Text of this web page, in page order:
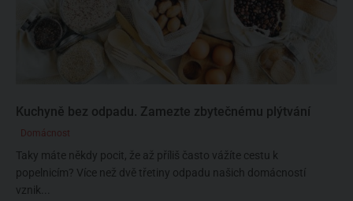
Kuchyně bez odpadu. Zamezte zbytečnému plýtvání
Domácnost
Taky máte někdy pocit, že až příliš často vážíte cestu k
popelnicím? Více než dvě třetiny odpadu našich domácností
vznik...